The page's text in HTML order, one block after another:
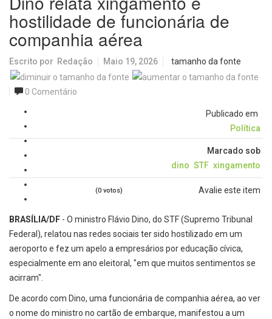
hostilidade de funcionária de
companhia aérea
Escrito por Redação Maio 19, 2026 tamanho da fonte
0 Comentário
Publicado em
Política
Marcado sob
dino STF xingamento
Avalie este item
(0 votos)
BRASÍLIA/DF - O ministro Flávio Dino, do STF (Supremo Tribunal
Federal), relatou nas redes sociais ter sido hostilizado em um
aeroporto e fez um apelo a empresários por educação cívica,
especialmente em ano eleitoral, "em que muitos sentimentos se
acirram".
De acordo com Dino, uma funcionária de companhia aérea, ao ver
o nome do ministro no cartão de embarque, manifestou a um